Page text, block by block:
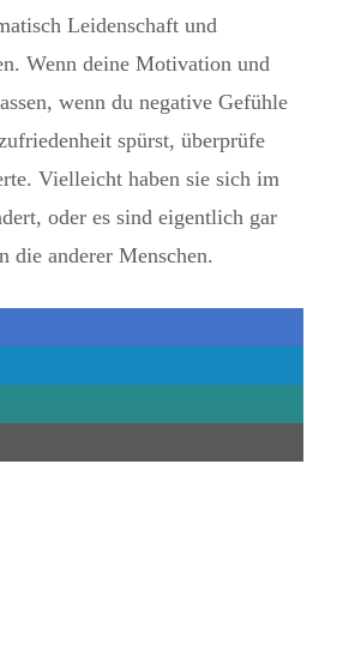
Leidenschaft und
Wenn deine Motivation und
wenn du negative Gefühle
spürst, überprüfe
Vielleicht haben sie sich im
oder es sind eigentlich gar
die anderer Menschen.